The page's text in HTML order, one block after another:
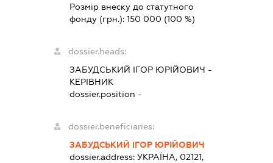
Розмір внеску до статутного
фонду (грн.): 150 000 (100 %)
dossier.heads:
ЗАБУДСЬКИЙ ІГОР ЮРІЙОВИЧ -
КЕРІВНИК
dossier.position -
dossier.beneficiaries:
ЗАБУДСЬКИЙ ІГОР ЮРІЙОВИЧ
dossier.address: УКРАЇНА, 02121,